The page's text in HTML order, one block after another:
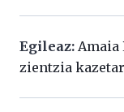
Egileaz: Amaia
zientzia